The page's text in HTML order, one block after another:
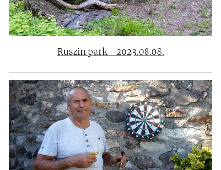
Ruszin park - 2023.08.08.